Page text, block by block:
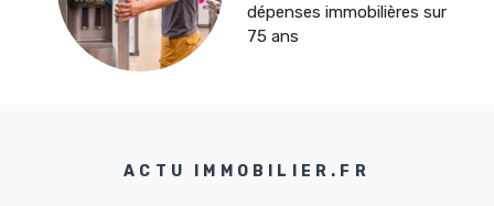
dépenses immobilières sur
75 ans
ACTU IMMOBILIER.FR